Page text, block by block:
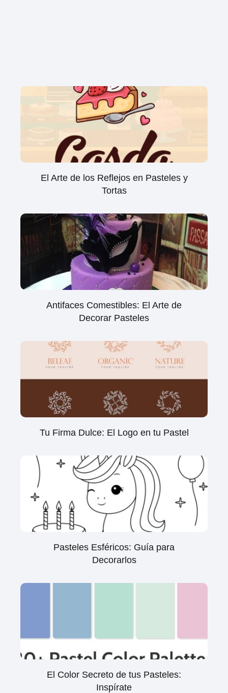
El Arte de los Reflejos en Pasteles y
Tortas
Antifaces Comestibles: El Arte de
Decorar Pasteles
Tu Firma Dulce: El Logo en tu Pastel
Pasteles Esféricos: Guía para
Decorarlos
El Color Secreto de tus Pasteles:
Inspírate